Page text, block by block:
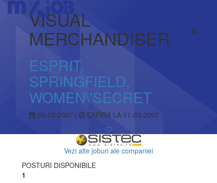
VISUAL
MERCHANDISER
ESPRIT,
SPRINGFIELD,
WOMEN\'SECRET
05-03-2007 | EXPIRA LA 11-03-2007
Vezi alte joburi ale companiei
POSTURI DISPONIBILE
1